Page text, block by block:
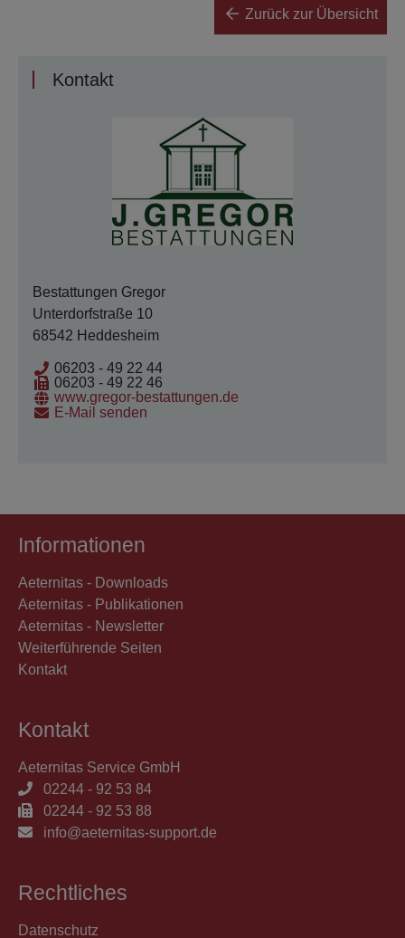
Kontakt
Bestattungen Gregor
Unterdorfstraße 10
68542 Heddesheim
06203 - 49 22 44
06203 - 49 22 46
www.gregor-bestattungen.de
E-Mail senden
Zurück zur Übersicht
Informationen
Aeternitas - Downloads
Aeternitas - Publikationen
Aeternitas - Newsletter
Weiterführende Seiten
Kontakt
Kontakt
Aeternitas Service GmbH
02244 - 92 53 84
02244 - 92 53 88
info@aeternitas-support.de
Rechtliches
Datenschutz